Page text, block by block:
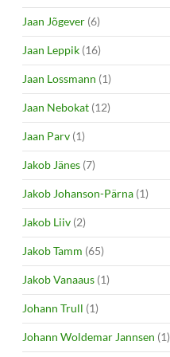
Jaan Jõgever (6)
Jaan Leppik (16)
Jaan Lossmann (1)
Jaan Nebokat (12)
Jaan Parv (1)
Jakob Jänes (7)
Jakob Johanson-Pärna (1)
Jakob Liiv (2)
Jakob Tamm (65)
Jakob Vanaaus (1)
Johann Trull (1)
Johann Woldemar Jannsen (1)